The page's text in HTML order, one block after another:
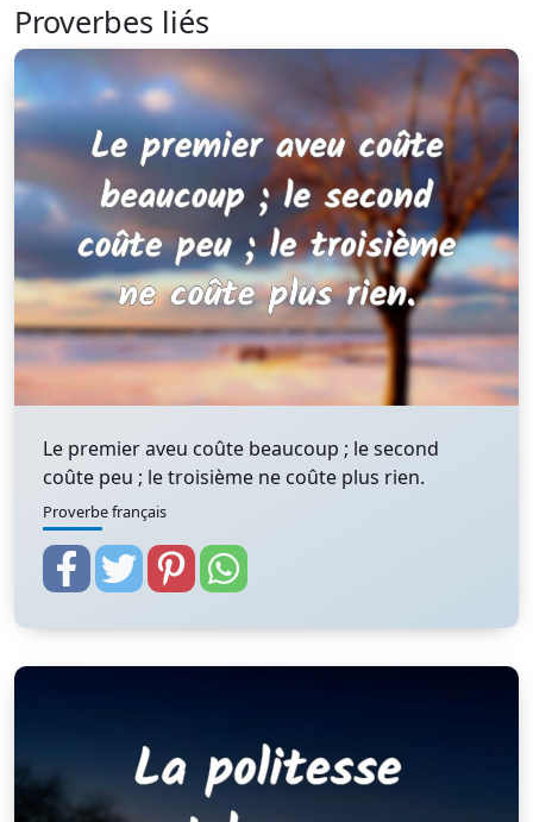
Proverbes liés
Le premier aveu coûte beaucoup ; le second
coûte peu ; le troisième ne coûte plus rien.
Proverbe français